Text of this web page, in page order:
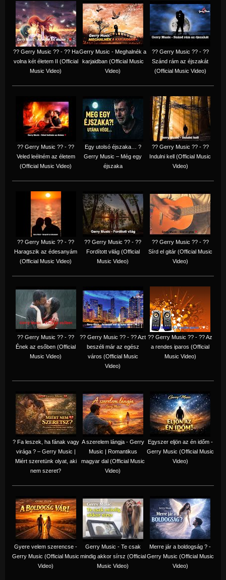
?? Gerry Music ?? - ?? Ha
volna két életem II (Official
Music Video)
Gerry Music - Meghalnék a
karjaidban (Official Music
Video)
?? Gerry Music ?? - ??
Szánd rám az éjszakát
(Official Music Video)
?? Gerry Music ?? - ??
Veled leélném az életem
(Official Music Video)
Egy utolsó éjszaka… ?
Gerry Music – Még egy
éjszaka
?? Gerry Music ?? - ??
Indulni kell (Official Music
Video)
?? Gerry Music ?? - ??
Haragszik az édesanyám
(Official Music Video)
?? Gerry Music ?? - ??
Fordított világ (Official
Music Video)
?? Gerry Music ?? - ??
Sírd el gitár (Official Music
Video)
?? Gerry Music ?? - ??
Ének az esőben (Official
Music Video)
?? Gerry Music ?? - ?? Azt
beszéli már az egész
város (Official Music
Video)
?? Gerry Music ?? - ?? Az
a rendes iparos (Official
Music Video)
? Fa leszek, ha fának vagy
virága ? – Gerry Music |
Miért szeretünk olyat, aki
nem szeret?
A szerelem lángja - Gerry
Music | Romantikus
magyar dal (Official Music
Video)
Egyszer eljön az én időm -
Gerry Music (Official Music
Video)
Gyere velem szerencse -
Gerry Music (Official Music
Video)
Gerry Music - Te csak
mindig akkor sírsz (Official
Music Video)
Merre jár a boldogság ? -
Gerry Music (Official Music
Video)